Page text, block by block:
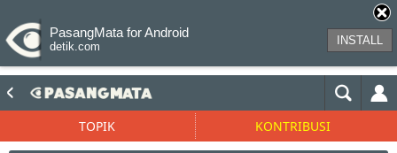
PasangMata for Android
detik.com INSTALL
TOPIK KONTRIBUSI